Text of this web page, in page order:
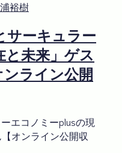
裕樹
サーキュラー
未来」ゲス
ンライン公開
エコノミーplusの現
オンライン公開収